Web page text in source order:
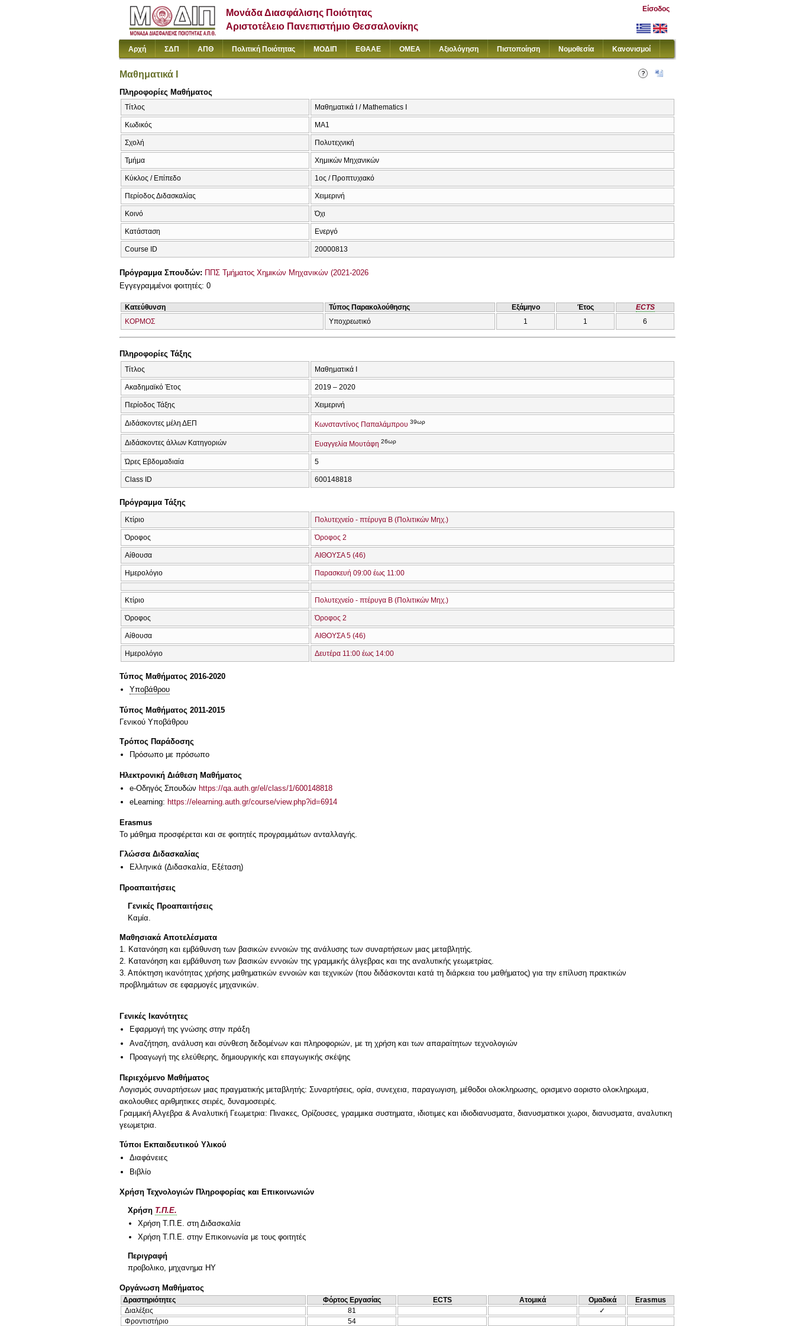
Μονάδα Διασφάλισης Ποιότητας
Αριστοτέλειο Πανεπιστήμιο Θεσσαλονίκης
Είσοδος
Αρχή ΣΔΠ ΑΠΘ Πολιτική Ποιότητας ΜΟΔΙΠ ΕΘΑΑΕ ΟΜΕΑ Αξιολόγηση Πιστοποίηση Νομοθεσία Κανονισμοί
Μαθηματικά Ι
Πληροφορίες Μαθήματος
Τίτλος Μαθηματικά Ι / Mathematics I
Κωδικός ΜΑ1
Σχολή Πολυτεχνική
Τμήμα Χημικών Μηχανικών
Κύκλος / Επίπεδο 1ος / Προπτυχιακό
Περίοδος Διδασκαλίας Χειμερινή
Κοινό Όχι
Κατάσταση Ενεργό
Course ID 20000813
Πρόγραμμα Σπουδών: ΠΠΣ Τμήματος Χημικών Μηχανικών (2021-2026
Εγγεγραμμένοι φοιτητές: 0
Κατεύθυνση Τύπος Παρακολούθησης Εξάμηνο Έτος
ECTS
ΚΟΡΜΟΣ
Υποχρεωτικό 1 1 6
Πληροφορίες Τάξης
Τίτλος Μαθηματικά Ι
Ακαδημαϊκό Έτος 2019 – 2020
Περίοδος Τάξης Χειμερινή
Διδάσκοντες μέλη ΔΕΠ Κωνσταντίνος Παπαλάμπρου 39ωρ
Διδάσκοντες άλλων Κατηγοριών Ευαγγελία Μουτάφη 26ωρ
Ώρες Εβδομαδιαία 5
Class ID 600148818
Πρόγραμμα Τάξης
Κτίριο Πολυτεχνείο - πτέρυγα Β (Πολιτικών Μηχ.)
Όροφος Όροφος 2
Αίθουσα ΑΙΘΟΥΣΑ 5 (46)
Ημερολόγιο Παρασκευή 09:00 έως 11:00
Κτίριο Πολυτεχνείο - πτέρυγα Β (Πολιτικών Μηχ.)
Όροφος Όροφος 2
Αίθουσα ΑΙΘΟΥΣΑ 5 (46)
Ημερολόγιο Δευτέρα 11:00 έως 14:00
Τύπος Μαθήματος 2016-2020
Υποβάθρου
Τύπος Μαθήματος 2011-2015
Γενικού Υποβάθρου
Τρόπος Παράδοσης
Πρόσωπο με πρόσωπο
Ηλεκτρονική Διάθεση Μαθήματος
e-Οδηγός Σπουδών https://qa.auth.gr/el/class/1/600148818
eLearning: https://elearning.auth.gr/course/view.php?id=6914
Erasmus
Το μάθημα προσφέρεται και σε φοιτητές προγραμμάτων ανταλλαγής.
Γλώσσα Διδασκαλίας
Ελληνικά (Διδασκαλία, Εξέταση)
Προαπαιτήσεις
Γενικές Προαπαιτήσεις
Καμία.
Μαθησιακά Αποτελέσματα
1. Κατανόηση και εμβάθυνση των βασικών εννοιών της ανάλυσης των συναρτήσεων μιας μεταβλητής.
2. Κατανόηση και εμβάθυνση των βασικών εννοιών της γραμμικής άλγεβρας και της αναλυτικής γεωμετρίας.
3. Απόκτηση ικανότητας χρήσης μαθηματικών εννοιών και τεχνικών (που διδάσκονται κατά τη διάρκεια του μαθήματος) για την επίλυση πρακτικών
προβλημάτων σε εφαρμογές μηχανικών.
Γενικές Ικανότητες
Εφαρμογή της γνώσης στην πράξη
Αναζήτηση, ανάλυση και σύνθεση δεδομένων και πληροφοριών, με τη χρήση και των απαραίτητων τεχνολογιών
Προαγωγή της ελεύθερης, δημιουργικής και επαγωγικής σκέψης
Περιεχόμενο Μαθήματος
Λογισμός συναρτήσεων μιας πραγματικής μεταβλητής: Συναρτήσεις, ορία, συνεχεια, παραγωγιση, μέθοδοι ολοκληρωσης, ορισμενο αοριστο ολοκληρωμα,
ακολουθιες αριθμητικες σειρές, δυναμοσειρές.
Γραμμική Αλγεβρα & Αναλυτική Γεωμετρια: Πινακες, Ορίζουσες, γραμμικα συστηματα, ιδιοτιμες και ιδιοδιανυσματα, διανυσματικοι χωροι, διανυσματα, αναλυτικη
γεωμετρια.
Τύποι Εκπαιδευτικού Υλικού
Διαφάνειες
Βιβλίο
Χρήση Τεχνολογιών Πληροφορίας και Επικοινωνιών
Χρήση Τ.Π.Ε.
Χρήση Τ.Π.Ε. στη Διδασκαλία
Χρήση Τ.Π.Ε. στην Επικοινωνία με τους φοιτητές
Περιγραφή
προβολικο, μηχανημα ΗΥ
Οργάνωση Μαθήματος
Δραστηριότητες Φόρτος Εργασίας ECTS Ατομικά Ομαδικά
Erasmus
Διαλέξεις
81
✓
Φροντιστήριο
54